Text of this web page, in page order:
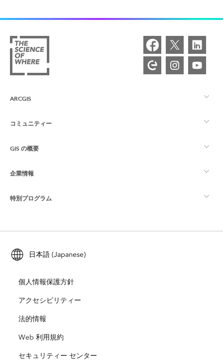
ARCGIS
ArcGIS の概要
マッピング
Esri ストア
コミュニティー
Esri Community
ArcGIS ブログ
ユーザー調査およびテスト
Esri Young Professionals Network
GIS の概要
GIS とは
ロケーション インテリジェンス
トレーニング
ArcUser
ArcNews
ArcWatch
Esri Press
企業情報
Esri について
採用情報
オープンビジョン
企業行動規範
特別プログラム
ArcGIS for Student Use
自然保護
教育機関
日本語 (Japanese)
個人情報保護方針
アクセシビリティー
法的情報
Web 利用規約
セキュリティー センター